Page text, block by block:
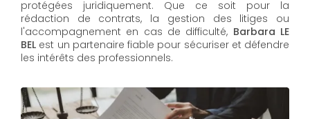
protégées juridiquement. Que ce soit pour la
rédaction de contrats, la gestion des litiges ou
l'accompagnement en cas de difficulté, Barbara LE
BEL​​​​​​​ est un partenaire fiable pour sécuriser et défendre
les intérêts des professionnels.